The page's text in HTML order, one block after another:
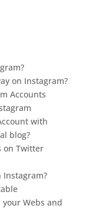
on Instagram?
Accounts
with
blog?
on Twitter
Instagram?
Webs and